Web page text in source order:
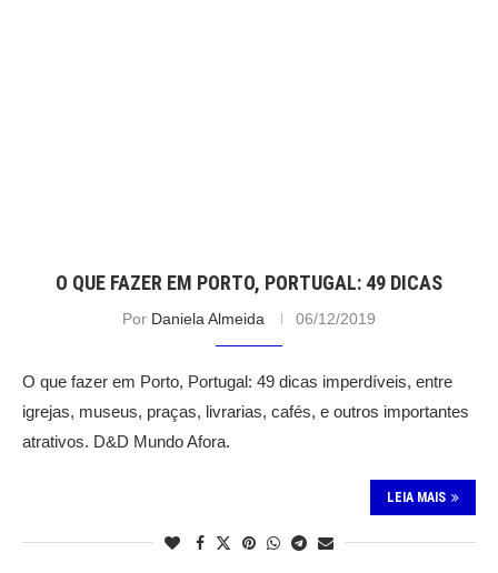
O QUE FAZER EM PORTO, PORTUGAL: 49 DICAS
Por Daniela Almeida 06/12/2019
O que fazer em Porto, Portugal: 49 dicas imperdíveis, entre
igrejas, museus, praças, livrarias, cafés, e outros importantes
atrativos. D&D Mundo Afora.
LEIA MAIS